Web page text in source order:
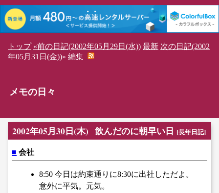
トップ «前の日記(2002年05月29日(水)) 最新 次の日記(2002
年05月31日(金))» 編集
メモの日々
2002年05月30日(木) 飲んだのに朝早い日 [長年日記]
■ 会社
8:50 今日は約束通りに8:30に出社しただよ。
意外に平気。元気。